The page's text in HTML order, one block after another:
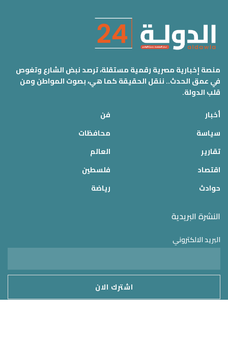
منصة إخبارية مصرية رقمية مستقلة، ترصد نبض الشارع وتغوص
في عمق الحدث.. ننقل الحقيقة كما هي، بصوت المواطن ومن
قلب الدولة.
أخبار
سياسة
تقارير
اقتصاد
حوادث
فن
محافظات
العالم
فلسطين
رياضة
النشرة البريدية
البريد الالكتروني